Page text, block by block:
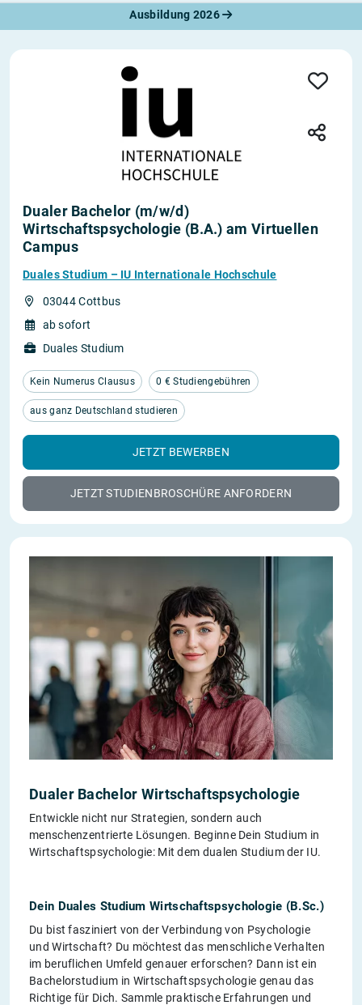
Ausbildung 2026
Dualer Bachelor (m/w/d)
Wirtschaftspsychologie (B.A.) am Virtuellen
Campus
Duales Studium – IU Internationale Hochschule
03044 Cottbus
ab sofort
Duales Studium
Kein Numerus Clausus 0 € Studiengebühren
aus ganz Deutschland studieren
JETZT BEWERBEN
JETZT STUDIENBROSCHÜRE ANFORDERN
Dualer Bachelor Wirtschaftspsychologie
Entwickle nicht nur Strategien, sondern auch
menschenzentrierte Lösungen. Beginne Dein Studium in
Wirtschaftspsychologie: Mit dem dualen Studium der IU.
Dein Duales Studium Wirtschaftspsychologie (B.Sc.)
Du bist fasziniert von der Verbindung von Psychologie
und Wirtschaft? Du möchtest das menschliche Verhalten
im beruflichen Umfeld genauer erforschen? Dann ist ein
Bachelorstudium in Wirtschaftspsychologie genau das
Richtige für Dich. Sammle praktische Erfahrungen und